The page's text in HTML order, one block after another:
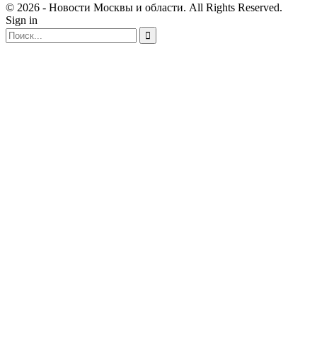
© 2026 - Новости Москвы и области. All Rights Reserved.
Sign in